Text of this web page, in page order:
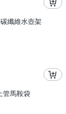
纖維水壺架
管馬鞍袋